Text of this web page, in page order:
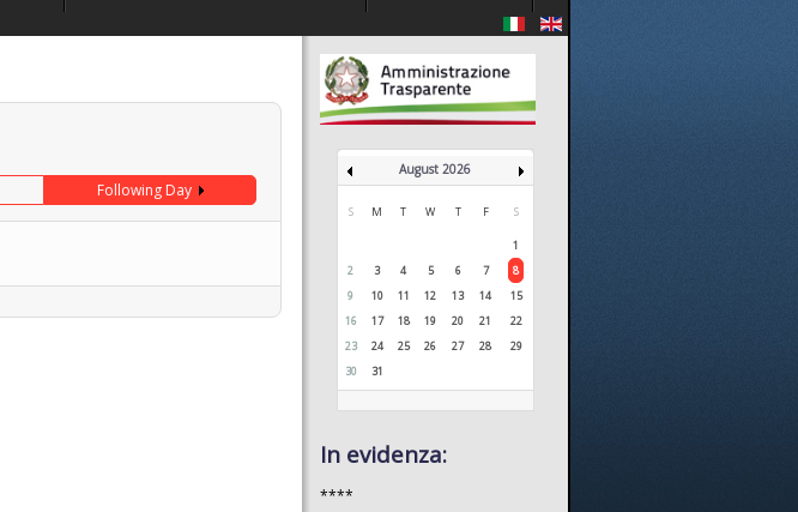
Following Day
August 2026
S M T W T F S
1
2
3 4 5 6 7
8
9
10 11 12 13 14
15
16
17 18 19 20 21
22
23
24 25 26 27 28
29
30
31
In evidenza:
****